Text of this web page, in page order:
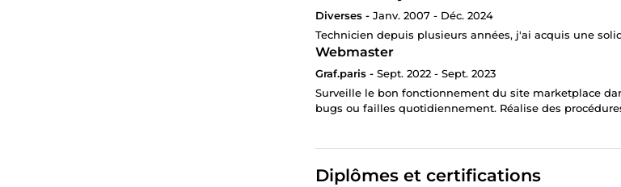
Diverses - Janv. 2007 - Déc. 2024
Technicien depuis plusieurs années, j'ai acquis une
Webmaster
Graf.paris - Sept. 2022 - Sept. 2023
Surveille le bon fonctionnement du site marketplace
bugs ou failles quotidiennement. Réalise des
Diplômes et certifications